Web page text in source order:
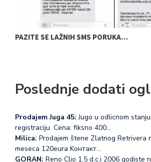
PREDAT NOVI ZAHTEV ZA UPOTREBNU…
Poslednje dodati
Prodajem Juga 45: Jugo u odlicnom
registraciju. Cena: fiksno 400…
Milica: Prodajem štene Zlatnog Retrivera
meseca 120eura Koнтакт…
GORAN: Reno Clio 1.5 d.c.i 2006 godiste